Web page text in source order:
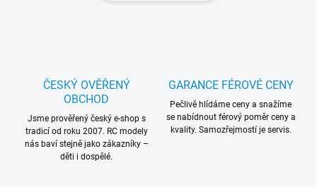
ČESKÝ OVĚŘENÝ
OBCHOD
Jsme prověřený český e-shop s
tradicí od roku 2007. RC modely
nás baví stejně jako zákazníky –
děti i dospělé.
GARANCE FÉROVÉ CENY
Pečlivě hlídáme ceny a snažíme
se nabídnout férový poměr ceny a
kvality. Samozřejmostí je servis.